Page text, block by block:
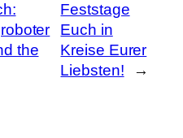
the
Feststage
Euch in
Kreise Eurer
Liebsten!
→